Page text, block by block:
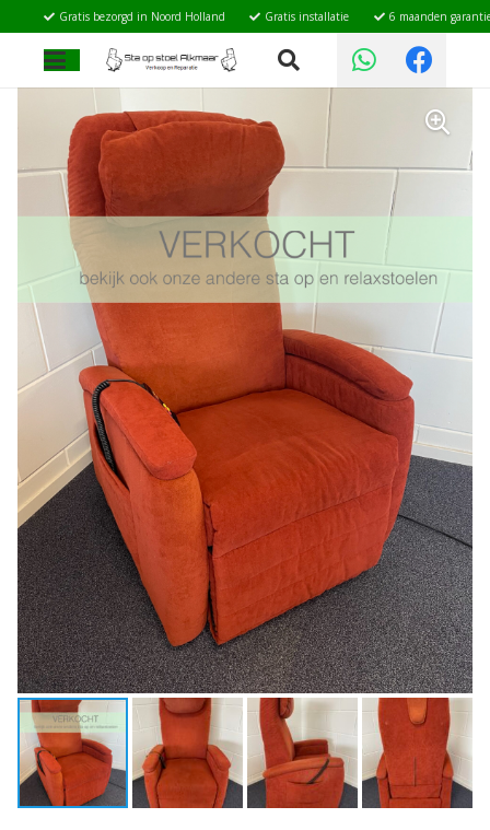
Gratis bezorgd in Noord Holland Gratis installatie 6 maanden